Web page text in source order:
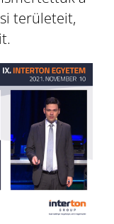
területeit,